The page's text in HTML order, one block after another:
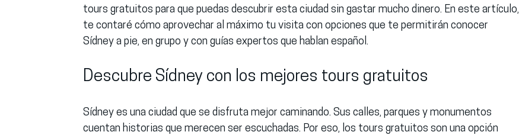
tours gratuitos para que puedas descubrir esta ciudad sin gastar mucho dinero. En este artículo,
te contaré cómo aprovechar al máximo tu visita con opciones que te permitirán conocer
Sídney a pie, en grupo y con guías expertos que hablan español.
Descubre Sídney con los mejores tours gratuitos
Sídney es una ciudad que se disfruta mejor caminando. Sus calles, parques y monumentos
cuentan historias que merecen ser escuchadas. Por eso, los tours gratuitos son una opción